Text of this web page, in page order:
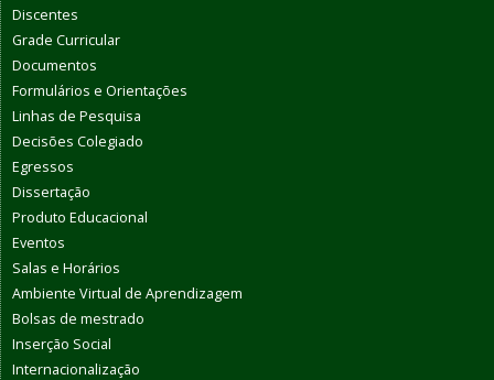
Discentes
Grade Curricular
Documentos
Formulários e Orientações
Linhas de Pesquisa
Decisões Colegiado
Egressos
Dissertação
Produto Educacional
Eventos
Salas e Horários
Ambiente Virtual de Aprendizagem
Bolsas de mestrado
Inserção Social
Internacionalização